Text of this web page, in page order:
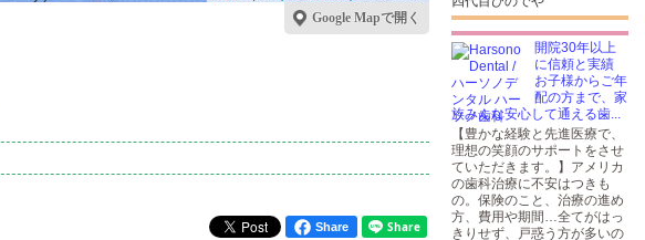
Google Mapで開く
Share
開院30年以上
に信頼と実績
お子様からご年
配の方まで、家
族みんな安心して通える歯...
【豊かな経験と先進医療で、
理想の笑顔のサポートをさせ
ていただきます。】アメリカ
の歯科治療に不安はつきも
の。保険のこと、治療の進め
方、費用や期間…全てがはっ
きりせず、戸惑う方が多いの